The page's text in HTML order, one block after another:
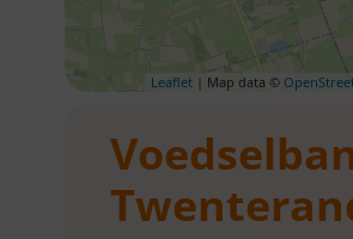
Leaflet | Map data ©